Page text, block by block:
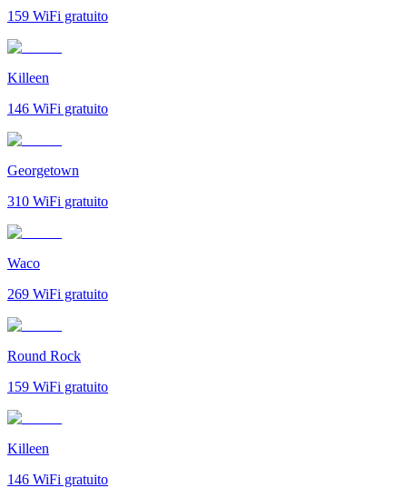
159 WiFi gratuito
Killeen
146 WiFi gratuito
Georgetown
310 WiFi gratuito
Waco
269 WiFi gratuito
Round Rock
159 WiFi gratuito
Killeen
146 WiFi gratuito